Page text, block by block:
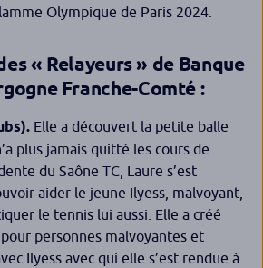
Olympique de Paris 2024.
« Relayeurs » de Banque
Franche-Comté :
Elle a découvert la petite balle
plus jamais quitté les cours de
du Saône TC, Laure s’est
aider le jeune Ilyess, malvoyant,
le tennis lui aussi. Elle a créé
personnes malvoyantes et
Ilyess avec qui elle s’est rendue à